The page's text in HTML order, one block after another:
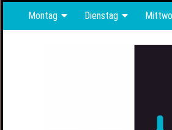
Montag Dienstag